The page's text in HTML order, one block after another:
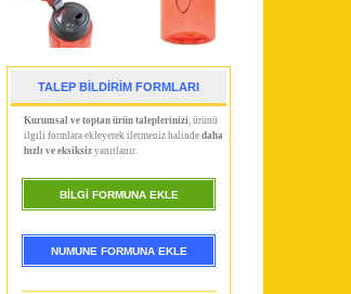
TALEP BİLDİRİM FORMLARI
Kurumsal ve toptan ürün taleplerinizi , ürünü
ilgili formlara ekleyerek iletmeniz halindedaha
hızlı ve eksiksiz yanıtlanır.
BİLGİ FORMUNA EKLE
NUMUNE FORMUNA EKLE